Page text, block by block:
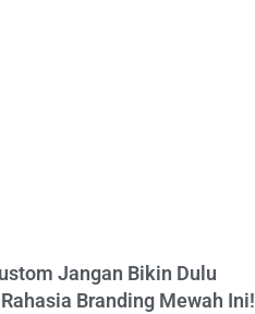
Jangan Bikin Dulu
Branding Mewah Ini!